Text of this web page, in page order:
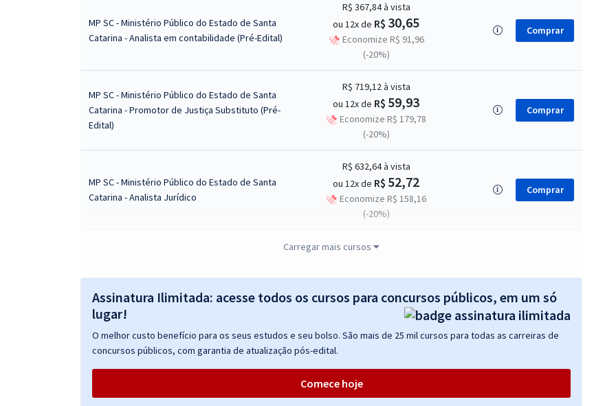
MP SC - Ministério Público do Estado de Santa
Catarina - Analista em contabilidade (Pré-Edital)
R$ 367,84à vista
ou 12x de R$ 30,65
Economize R$ 91,96
(-20%)
Comprar
MP SC - Ministério Público do Estado de Santa
Catarina - Promotor de Justiça Substituto (Pré-
Edital)
R$ 719,12à vista
ou 12x de R$ 59,93
Economize R$ 179,78
(-20%)
Comprar
MP SC - Ministério Público do Estado de Santa
Catarina - Analista Jurídico
R$ 632,64à vista
ou 12x de R$ 52,72
Economize R$ 158,16
(-20%)
Comprar
R$ 319,84
Economize R$ 79,96
(-20%)
Carregar mais cursos
Assinatura Ilimitada: acesse todos os cursos para concursos públicos, em um só
lugar!
O melhor custo benefício para os seus estudos e seu bolso. São mais de 25 mil cursos para todas as carreiras de
concursos públicos, com garantia de atualização pós-edital.
Comece hoje